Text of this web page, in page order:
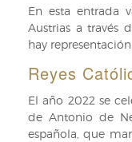
En esta entrada
Austrias a través
hay
Reyes
El año 2022 se
de Antonio de
española, que